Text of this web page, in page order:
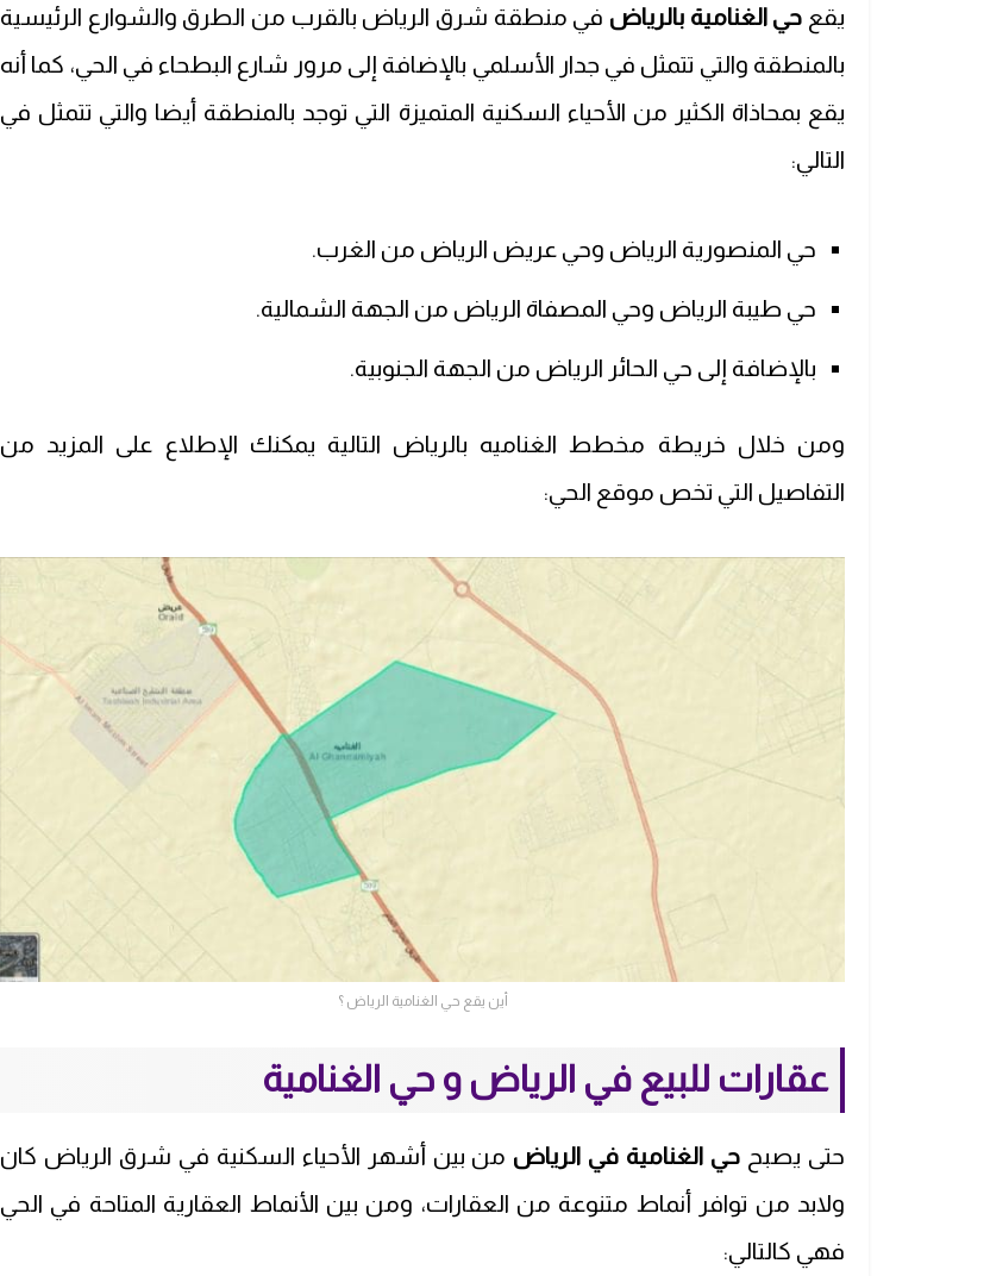
يقع حي الغنامية بالرياض في منطقة شرق الرياض بالقرب من الطرق والشوارع الرئيسية
بالمنطقة والتي تتمثل في جدار الأسلمي بالإضافة إلى مرور شارع البطحاء في الحي، كما أنه
يقع بمحاذاة الكثير من الأحياء السكنية المتميزة التي توجد بالمنطقة أيضا والتي تتمثل في
التالي:
حي المنصورية الرياض وحي عريض الرياض من الغرب.
حي طيبة الرياض وحي المصفاة الرياض من الجهة الشمالية.
بالإضافة إلى حي الحائر الرياض من الجهة الجنوبية.
ومن خلال خريطة مخطط الغناميه بالرياض التالية يمكنك الإطلاع على المزيد من
التفاصيل التي تخص موقع الحي:
أين يقع حي الغنامية الرياض ؟
عقارات للبيع في الرياض و حي الغنامية
حتى يصبح حي الغنامية في الرياض من بين أشهر الأحياء السكنية في شرق الرياض كان
ولابد من توافر أنماط متنوعة من العقارات، ومن بين الأنماط العقارية المتاحة في الحي
فهي كالتالي: